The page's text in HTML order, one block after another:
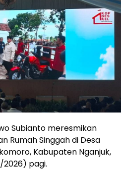
Subianto meresmikan
Rumah Singgah di Desa
Kabupaten Nganjuk,
2026) pagi.